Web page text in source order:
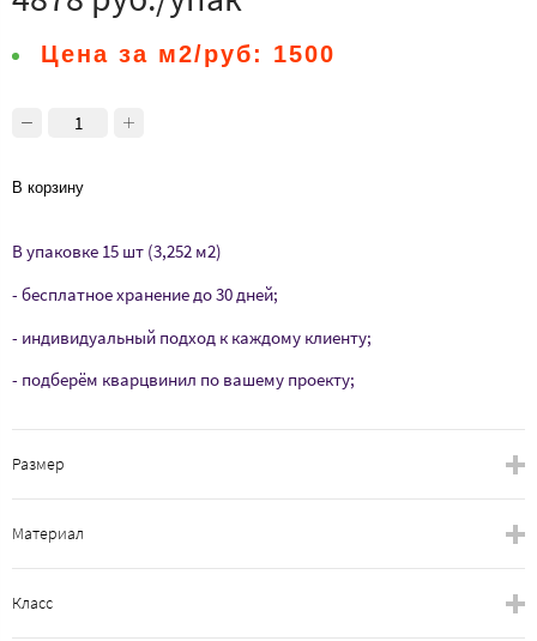
Цена за м2/руб: 1500
В корзину
В упаковке 15 шт (3,252 м2)
- бесплатное хранение до 30 дней;
- индивидуальный подход к каждому клиенту;
- подберём кварцвинил по вашему проекту;
Размер
Материал
Класс